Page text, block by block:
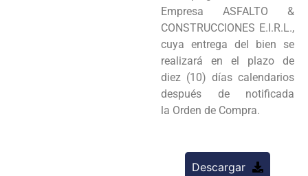
Empresa ASFALTO &
CONSTRUCCIONES E.I.R.L.,
cuya entrega del bien se
realizará en el plazo de
diez (10) días calendarios
después de notificada
la Orden de Compra.
Descargar